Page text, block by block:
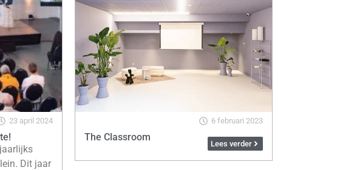
23 april 2024
Dit jaar
6 februari 2023
The Classroom
Lees verder